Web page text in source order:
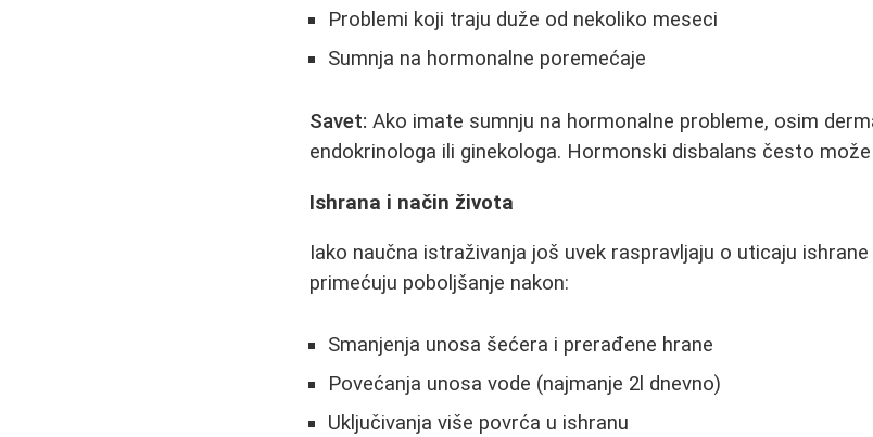
Problemi koji traju duže od nekoliko meseci
Sumnja na hormonalne poremećaje
Savet: Ako imate sumnju na hormonalne probleme, osim
endokrinologa ili ginekologa. Hormonski disbalans često
Ishrana i način života
Iako naučna istraživanja još uvek raspravljaju o uticaju
primećuju poboljšanje nakon:
Smanjenja unosa šećera i prerađene hrane
Povećanja unosa vode (najmanje 2l dnevno)
Uključivanja više povrća u ishranu